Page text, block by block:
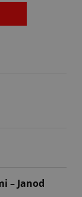
– Janod